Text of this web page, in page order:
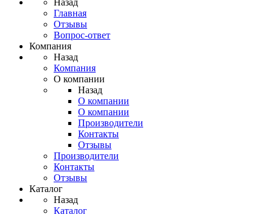
Назад
Главная
Отзывы
Вопрос-ответ
Компания
Назад
Компания
О компании
Назад
О компании
О компании
Производители
Контакты
Отзывы
Производители
Контакты
Отзывы
Каталог
Назад
Каталог